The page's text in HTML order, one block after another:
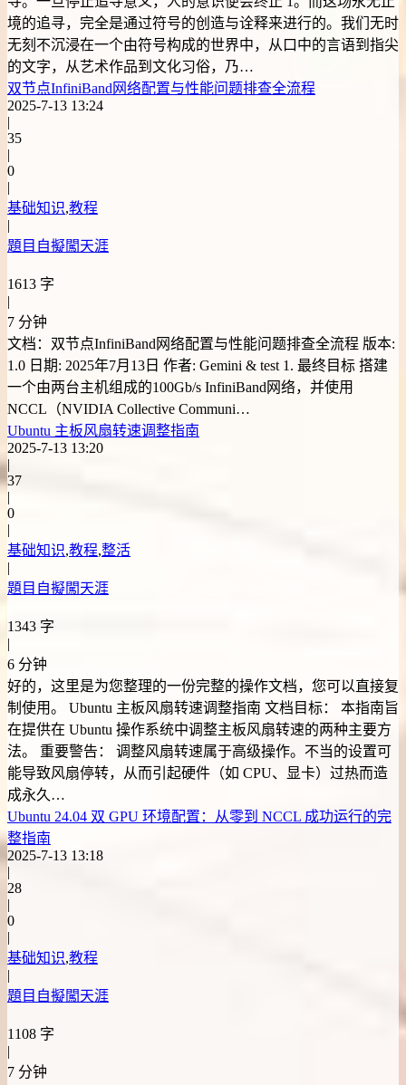
境的追寻，完全是通过符号的创造与诠释来进行的。我们无时
无刻不沉浸在一个由符号构成的世界中，从口中的言语到指尖
的文字，从艺术作品到文化习俗，乃…
双节点InfiniBand网络配置与性能问题排查全流程
2025-7-13 13:24
|
35
|
0
|
基础知识,教程
|
題目自擬闖天涯
1613 字
|
7 分钟
文档：双节点InfiniBand网络配置与性能问题排查全流程 版本:
1.0 日期: 2025年7月13日 作者: Gemini & test 1. 最终目标 搭建
一个由两台主机组成的100Gb/s InfiniBand网络，并使用
NCCL（NVIDIA Collective Communi…
Ubuntu 主板风扇转速调整指南
2025-7-13 13:20
|
37
|
0
|
基础知识,教程,整活
|
題目自擬闖天涯
1343 字
|
6 分钟
好的，这里是为您整理的一份完整的操作文档，您可以直接复
制使用。 Ubuntu 主板风扇转速调整指南 文档目标： 本指南旨
在提供在 Ubuntu 操作系统中调整主板风扇转速的两种主要方
法。 重要警告： 调整风扇转速属于高级操作。不当的设置可
能导致风扇停转，从而引起硬件（如 CPU、显卡）过热而造
成永久…
Ubuntu 24.04 双 GPU 环境配置：从零到 NCCL 成功运行的完
整指南
2025-7-13 13:18
|
28
|
0
|
基础知识,教程
|
題目自擬闖天涯
1108 字
|
7 分钟